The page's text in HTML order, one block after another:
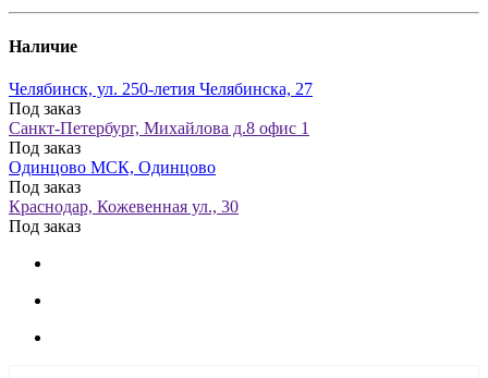
Наличие
Челябинск, ул. 250-летия Челябинска, 27
Под заказ
Санкт-Петербург, Михайлова д.8 офис 1
Под заказ
Одинцово МСК, Одинцово
Под заказ
Краснодар, Кожевенная ул., 30
Под заказ